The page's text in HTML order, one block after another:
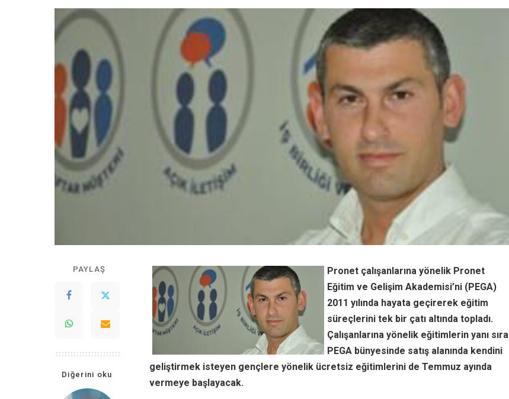
PAYLAŞ
Diğerini oku
Pronet çalışanlarına yönelik Pronet
Eğitim ve Gelişim Akademisi’ni (PEGA)
2011 yılında hayata geçirerek eğitim
süreçlerini tek bir çatı altında topladı.
Çalışanlarına yönelik eğitimlerin yanı sıra
PEGA bünyesinde satış alanında kendini
geliştirmek isteyen gençlere yönelik ücretsiz eğitimlerini de Temmuz ayında
vermeye başlayacak.